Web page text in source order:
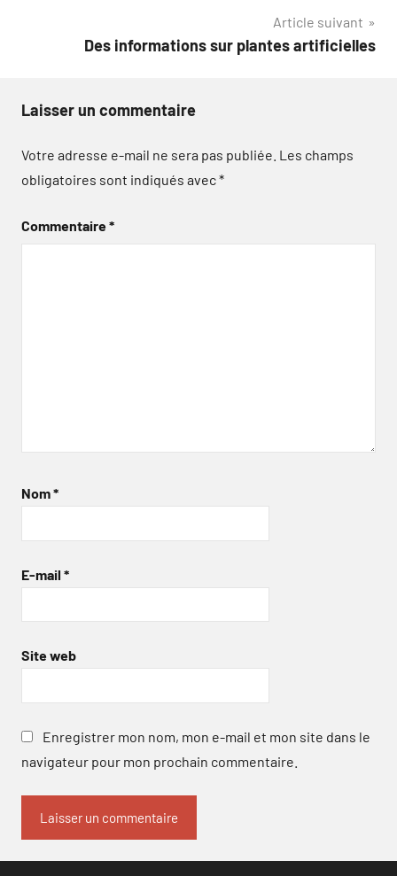
Article suivant
Des informations sur plantes artificielles
Laisser un commentaire
Votre adresse e-mail ne sera pas publiée. Les champs
obligatoires sont indiqués avec*
Commentaire*
Nom*
E-mail *
Site web
Enregistrer mon nom, mon e-mail et mon site dans le
navigateur pour mon prochain commentaire.